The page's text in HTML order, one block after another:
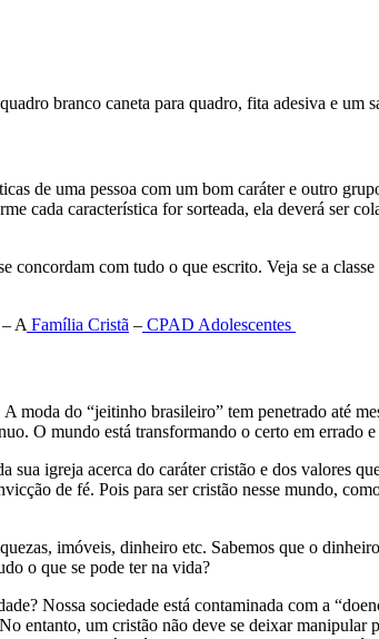
branco caneta para quadro, fita adesiva e um
de uma pessoa com um bom caráter e outro
cada característica for sorteada, ela deverá ser
concordam com tudo o que escrito. Veja se a
A Família Cristã – CPAD Adolescentes
moda do “jeitinho brasileiro” tem penetrado até
O mundo está transformando o certo em errado
sua igreja acerca do caráter cristão e dos valores
de fé. Pois para ser cristão nesse mundo,
imóveis, dinheiro etc. Sabemos que o
o que se pode ter na vida?
Nossa sociedade está contaminada com a
entanto, um cristão não deve se deixar